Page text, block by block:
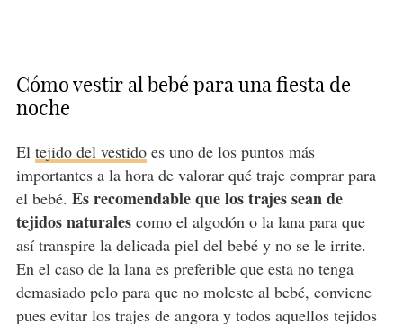
Cómo vestir al bebé para una fiesta de
noche
El tejido del vestidoes uno de los puntos más
importantes a la hora de valorar qué traje comprar para
el bebé. Es recomendable que los trajes sean de
tejidos naturalescomo el algodón o la lana para que
así transpire la delicada piel del bebé y no se le irrite.
En el caso de la lana es preferible que esta no tenga
demasiado pelo para que no moleste al bebé, conviene
pues evitar los trajes de angora y todos aquellos tejidos